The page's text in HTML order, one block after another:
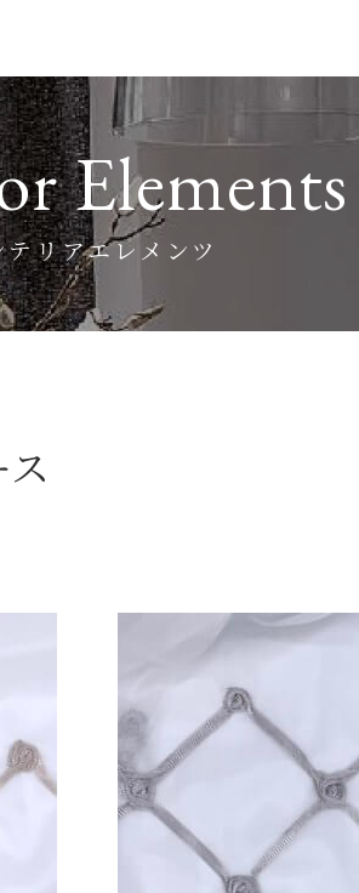
Elements
テリアエレメンツ